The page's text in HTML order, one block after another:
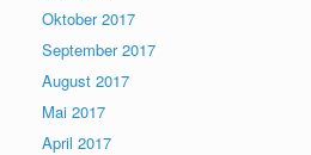
Oktober 2017
September 2017
August 2017
Mai 2017
April 2017